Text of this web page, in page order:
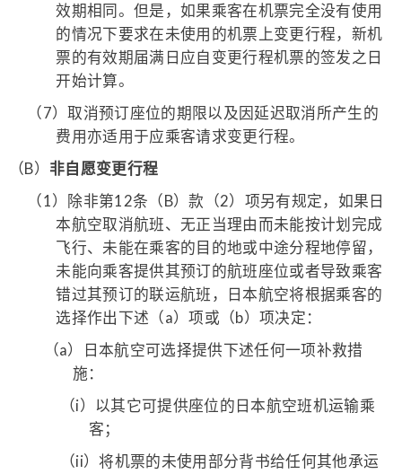
效期相同。但是，如果乘客在机票完全没有使用
的情况下要求在未使用的机票上变更行程，新机
票的有效期届满日应自变更行程机票的签发之日
开始计算。
（7）取消预订座位的期限以及因延迟取消所产生的
费用亦适用于应乘客请求变更行程。
（B） 非自愿变更行程
（1） 除非第12条（B）款（2）项另有规定，如果日
本航空取消航班、无正当理由而未能按计划完成
飞行、未能在乘客的目的地或中途分程地停留，
未能向乘客提供其预订的航班座位或者导致乘客
错过其预订的联运航班，日本航空将根据乘客的
选择作出下述（a）项或（b）项决定：
（a）
日本航空可选择提供下述任何一项补救措
施：
（i） 以其它可提供座位的日本航空班机运输乘
客；
（ii） 将机票的未使用部分背书给任何其他承运